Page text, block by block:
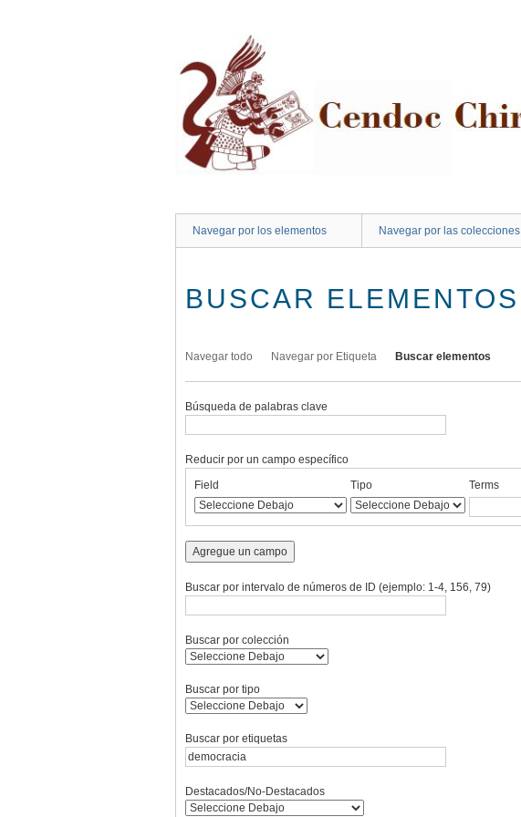
Navegar por los elementos Navegar por las colecciones
BUSCAR ELEMENTOS
Navegar todo Navegar por Etiqueta Buscar elementos
Búsqueda de palabras clave
rows
in
"Reducir
por
campo
Reducir por un campo específico
de
búsqueda
de
búsqueda
de
búsqueda
de
Búsqueda
Field Tipo Terms
Agregue un campo
Buscar por intervalo de números de ID (ejemplo: 1-4, 156, 79)
Buscar por colección
Buscar por tipo
Buscar por etiquetas
Destacados/No-Destacados